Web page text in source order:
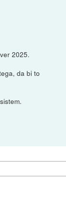
2025.
da bi to